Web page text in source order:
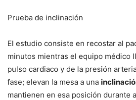
Prueba de inclinación
El estudio consiste en recostar al
minutos mientras el equipo médico
pulso cardiaco y de la presión
fase; elevan la mesa a una
mantienen en esa posición durante